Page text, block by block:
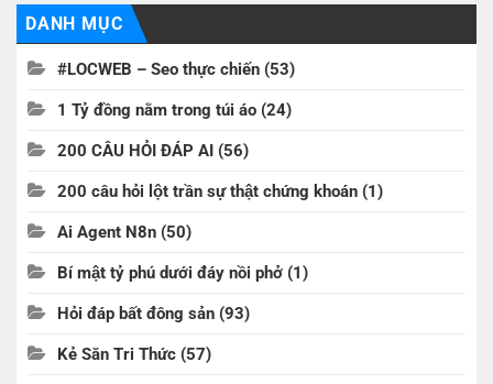
DANH MỤC
#LOCWEB – Seo thực chiến (53)
1 Tỷ đồng nằm trong túi áo (24)
200 CÂU HỎI ĐÁP AI (56)
200 câu hỏi lột trần sự thật chứng khoán (1)
Ai Agent N8n (50)
Bí mật tỷ phú dưới đáy nồi phở (1)
Hỏi đáp bất đông sản (93)
Kẻ Săn Tri Thức (57)